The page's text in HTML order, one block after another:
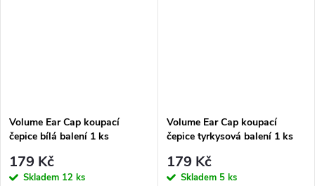
Volume Ear Cap koupací
čepice bílá balení 1 ks
179 Kč
Skladem 12 ks
Volume Ear Cap koupací
čepice tyrkysová balení 1 ks
179 Kč
Skladem 5 ks